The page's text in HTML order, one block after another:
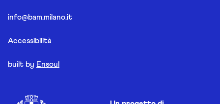
info@bam.milano.it
Accessibilità
built by Ensoul